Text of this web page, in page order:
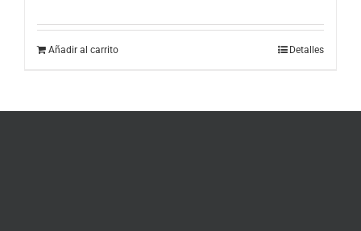
Añadir al carrito Detalles